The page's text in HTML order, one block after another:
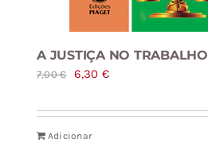
A JUSTIÇA NO TRABALHO
7,00€
O
original
era:
6,30 €O
atual
Adicionar